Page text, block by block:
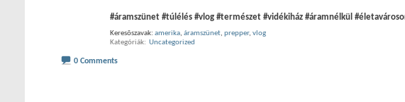
#áramszünet #túlélés #vlog #természet #vidékiház #áramnélkül
Keresõszavak: amerika, áramszünet, prepper, vlog
Kategóriák
Uncategorized
0 Comments